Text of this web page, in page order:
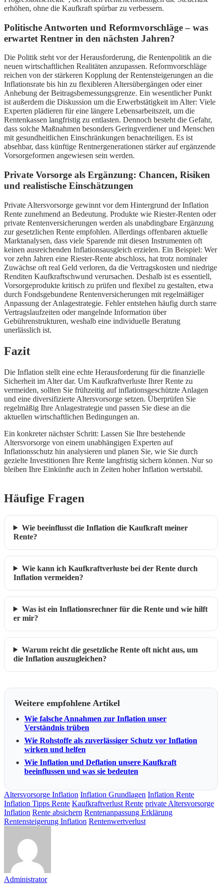
erhöhen, ohne die Kaufkraft spürbar zu verbessern.
Politische Antworten und Reformvorschläge – was
erwartet Rentner in den nächsten Jahren?
Die Politik steht vor der Herausforderung, die Rentenpolitik an die
neuen wirtschaftlichen Realitäten anzupassen. Reformvorschläge
reichen von der stärkeren Kopplung der Rentensteigerungen an die
Inflationsrate bis hin zu flexibleren Altersübergängen oder einer
Anhebung der Beitragsbemessungsgrenze. Ein wesentlicher Punkt
ist außerdem die Diskussion um die Erwerbstätigkeit im Alter: Viele
Experten plädieren für eine längere Lebensarbeitszeit, um die
Rentenkassen langfristig zu entlasten. Dennoch besteht die Gefahr,
dass solche Maßnahmen besonders Geringverdiener und Menschen
mit gesundheitlichen Einschränkungen benachteiligen. Es ist
absehbar, dass künftige Rentnergenerationen stärker auf ergänzende
Vorsorgeformen angewiesen sein werden.
Private Vorsorge als Ergänzung: Chancen, Risiken
und realistische Einschätzungen
Private Altersvorsorge gewinnt vor dem Hintergrund der Inflation
Rente zunehmend an Bedeutung. Produkte wie Riester-Renten oder
private Rentenversicherungen werden als unabdingbare Ergänzung
zur gesetzlichen Rente empfohlen. Allerdings offenbaren aktuelle
Marktanalysen, dass viele Sparende mit diesen Instrumenten oft
keinen ausreichenden Inflationsausgleich erzielen. Ein Beispiel: Wer
vor zehn Jahren eine Riester-Rente abschloss, hat trotz nominaler
Zuwächse oft real Geld verloren, da die Vertragskosten und niedrige
Renditen Kaufkraftschwund verursachen. Deshalb ist es essentiell,
Vorsorgeprodukte kritisch zu prüfen und flexibel zu gestalten, etwa
durch Fondsgebundene Rentenversicherungen mit regelmäßiger
Anpassung der Anlagestrategie. Fehler entstehen häufig durch starre
Vertragslaufzeiten oder mangelnde Information über
Gebührenstrukturen, weshalb eine individuelle Beratung
unerlässlich ist.
Fazit
Die Inflation stellt eine echte Herausforderung für die finanzielle
Sicherheit im Alter dar. Um Kaufkraftverluste Ihrer Rente zu
vermeiden, sollten Sie frühzeitig auf inflationsgeschützte Anlagen
und eine diversifizierte Altersvorsorge setzen. Überprüfen Sie
regelmäßig Ihre Anlagestrategie und passen Sie diese an die
aktuellen wirtschaftlichen Bedingungen an.
Ein konkreter nächster Schritt: Lassen Sie Ihre bestehende
Altersvorsorge von einem unabhängigen Experten auf
Inflationsschutz hin analysieren und planen Sie, wie Sie durch
gezielte Investitionen Ihre Rente langfristig sichern können. Nur so
bleiben Ihre Einkünfte auch in Zeiten hoher Inflation wertstabil.
Häufige Fragen
Wie beeinflusst die Inflation die Kaufkraft meiner
Rente?
Wie kann ich Kaufkraftverluste bei der Rente durch
Inflation vermeiden?
Was ist ein Inflationsrechner für die Rente und wie hilft
er mir?
Warum reicht die gesetzliche Rente oft nicht aus, um
die Inflation auszugleichen?
Weitere empfohlene Artikel
Wie falsche Annahmen zur Inflation unser
Verständnis trüben
Wie Rohstoffe als zuverlässiger Schutz vor Inflation
wirken und helfen
Wie Inflation und Deflation unsere Kaufkraft
beeinflussen und was sie bedeuten
Altersvorsorge Inflation Inflation Grundlagen Inflation Rente
Inflation Tipps Rente Kaufkraftverlust Rente private Altersvorsorge
Inflation Rente absichern Rentenanpassung Erklärung
Rentensteigerung Inflation Rentenwertverlust
Administrator